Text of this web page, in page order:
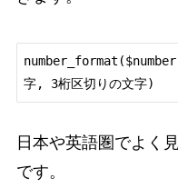
日本や英語圏でよく
です。